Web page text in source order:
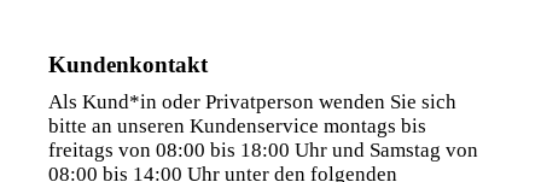
Kundenkontakt
Als Kund*in oder Privatperson wenden Sie sich
bitte an unseren Kundenservice montags bis
freitags von 08:00 bis 18:00 Uhr und Samstag von
08:00 bis 14:00 Uhr unter den folgenden